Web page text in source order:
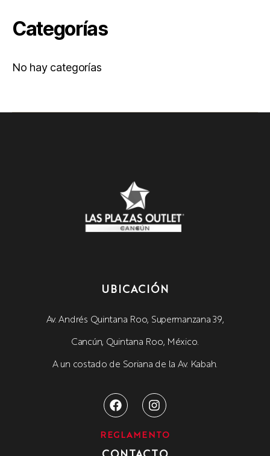
Categorías
No hay categorías
UBICACIÓN
Av. Andrés Quintana Roo, Supermanzana 39,
Cancún, Quintana Roo, México.
A un costado de Soriana de la Av. Kabah.
REGLAMENTO